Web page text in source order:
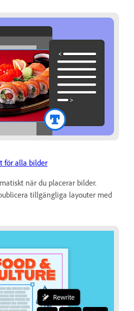
för alla bilder
när du placerar bilder.
tillgängliga layouter med